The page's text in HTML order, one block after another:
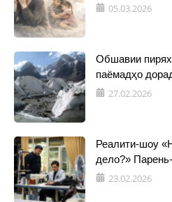
05.03.2026
Обшавии
паёмадҳо
27.02.2026
Реалити-шоу
дело?»
23.02.2026